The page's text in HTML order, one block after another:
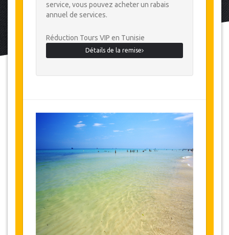
service, vous pouvez acheter un rabais
annuel de services.
Réduction Tours VIP en Tunisie
Détails de la remise